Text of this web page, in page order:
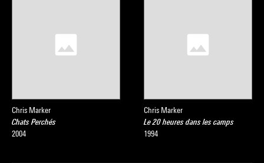
Chris Marker
Chats Perchés
2004
Chris Marker
Le 20 heures dans les camps
1994